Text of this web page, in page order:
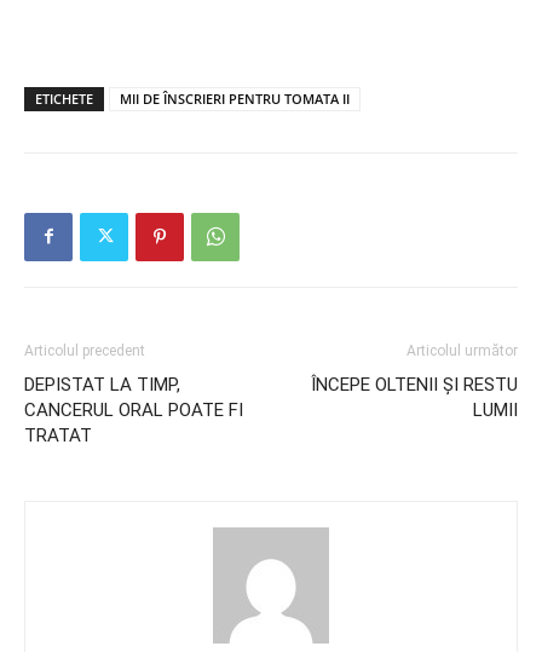
ETICHETE MII DE ÎNSCRIERI PENTRU TOMATA II
Articolul precedent
DEPISTAT LA TIMP,
CANCERUL ORAL POATE FI
TRATAT
Articolul următor
ÎNCEPE OLTENII ȘI RESTU
LUMII